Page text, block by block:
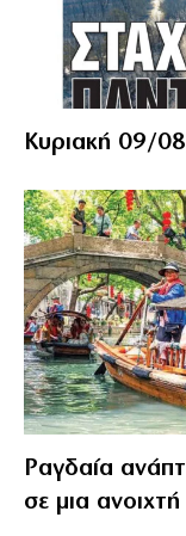
Κυριακή 09/
Ραγδαία
σε μια ανοιχτή